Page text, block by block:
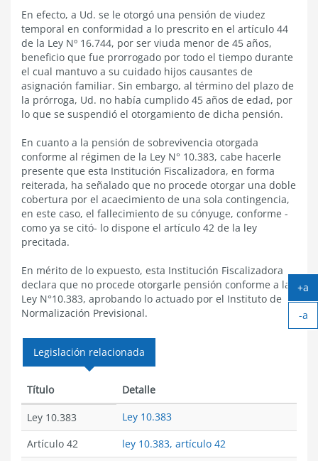
En efecto, a Ud. se le otorgó una pensión de viudez
temporal en conformidad a lo prescrito en el artículo 44
de la Ley Nº 16.744, por ser viuda menor de 45 años,
beneficio que fue prorrogado por todo el tiempo durante
el cual mantuvo a su cuidado hijos causantes de
asignación familiar. Sin embargo, al término del plazo de
la prórroga, Ud. no había cumplido 45 años de edad, por
lo que se suspendió el otorgamiento de dicha pensión.
En cuanto a la pensión de sobrevivencia otorgada
conforme al régimen de la Ley N° 10.383, cabe hacerle
presente que esta Institución Fiscalizadora, en forma
reiterada, ha señalado que no procede otorgar una doble
cobertura por el acaecimiento de una sola contingencia,
en este caso, el fallecimiento de su cónyuge, conforme -
como ya se citó- lo dispone el artículo 42 de la ley
precitada.
En mérito de lo expuesto, esta Institución Fiscalizadora
declara que no procede otorgarle pensión conforme a la
Ley N°10.383, aprobando lo actuado por el Instituto de
Normalización Previsional.
Legislación relacionada
Título Detalle
Ley 10.383
Ley 10.383
Artículo 42
ley 10.383, artículo 42
+a
-a